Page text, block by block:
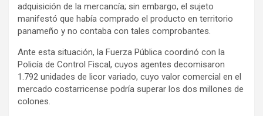
adquisición de la mercancía; sin embargo, el sujeto
manifestó que había comprado el producto en territorio
panameño y no contaba con tales comprobantes.
Ante esta situación, la Fuerza Pública coordinó con la
Policía de Control Fiscal, cuyos agentes decomisaron
1.792 unidades de licor variado, cuyo valor comercial en el
mercado costarricense podría superar los dos millones de
colones.